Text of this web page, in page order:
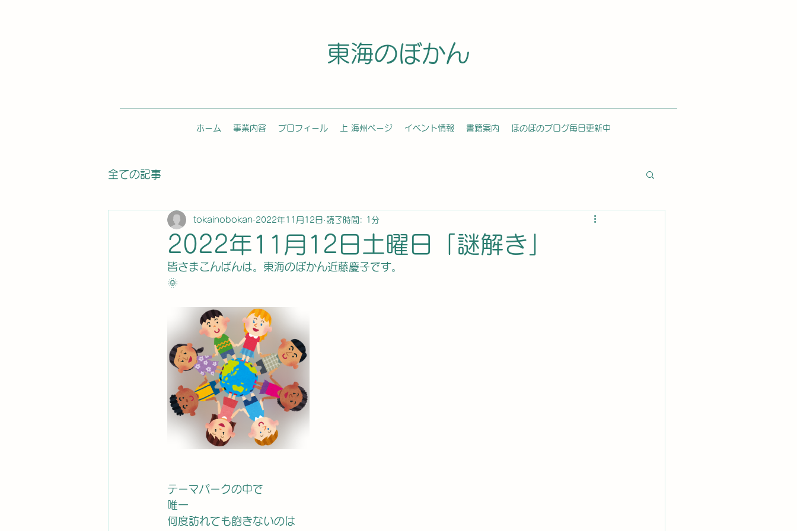
東海のぼかん
ホーム 事業内容 プロフィール 上 海州ページ イベント情報 書籍案内 ほのぼのブログ毎日更新中
全ての記事
2022年11月12日土曜日「謎解き」
tokainobokan 2022年11月12日 読了時間: 1分
皆さまこんばんは。東海のぼかん近藤慶子です。
🌞
テーマパークの中で
唯一
何度訪れても飽きないのは